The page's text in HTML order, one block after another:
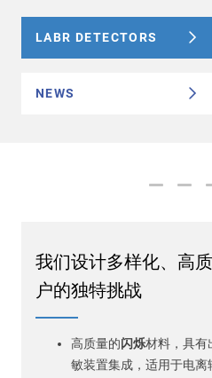
Main
navigation
辐射探测器
Thermal conductivity,
Thermal conductivity,
LEARN MORE
LABR DETECTORS
NEWS
我们设计多样化、高
户的独特挑战
高质量的闪烁材料，具有
敏装置集成，适用于电离